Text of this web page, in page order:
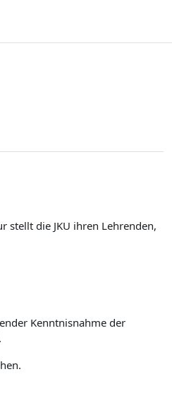
die JKU ihren Lehrenden,
Kenntnisnahme der